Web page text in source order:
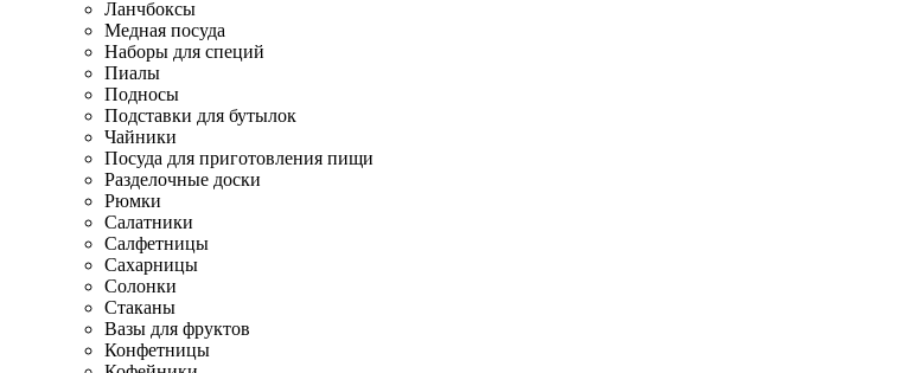
Ланчбоксы
Медная посуда
Наборы для специй
Пиалы
Подносы
Подставки для бутылок
Чайники
Посуда для приготовления пищи
Разделочные доски
Рюмки
Салатники
Салфетницы
Сахарницы
Солонки
Стаканы
Вазы для фруктов
Конфетницы